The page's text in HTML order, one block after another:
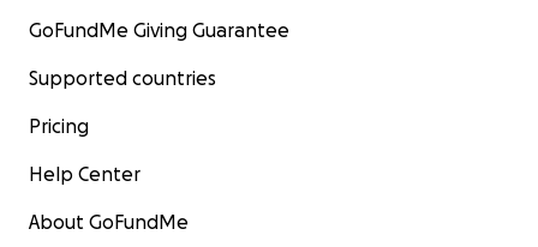
GoFundMe Giving Guarantee
Supported countries
Pricing
Help Center
About GoFundMe